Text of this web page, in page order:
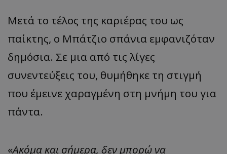
Μετά το τέλος της καριέρας του ως
παίκτης, ο Μπάτζιο σπάνια εμφανιζόταν
δημόσια. Σε μια από τις λίγες
συνεντεύξεις του, θυμήθηκε τη στιγμή
που έμεινε χαραγμένη στη μνήμη του για
πάντα.
«Ακόμα και σήμερα, δεν μπορώ να